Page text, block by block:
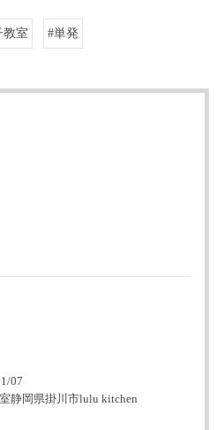
教室 #単発
07
静岡県掛川市lulu kitchen